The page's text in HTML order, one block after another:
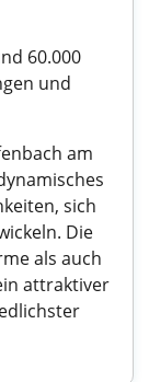
60.000
und
am
sich
Die
als auch
attraktiver